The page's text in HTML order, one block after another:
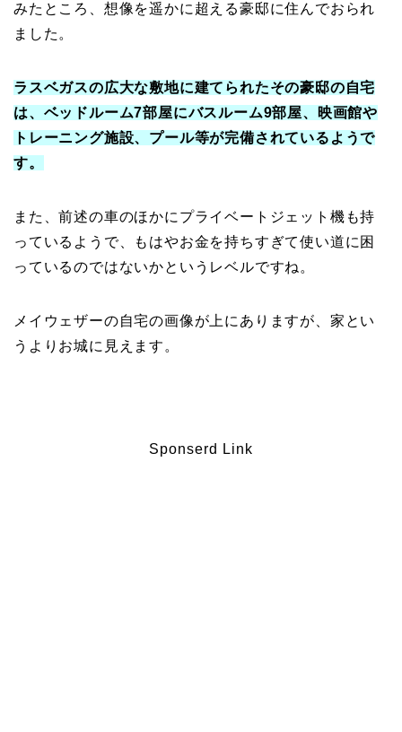
みたところ、想像を遥かに超える豪邸に住んでおられ
ました。
ラスベガスの広大な敷地に建てられたその豪邸の自宅
は、ベッドルーム7部屋にバスルーム9部屋、映画館や
トレーニング施設、プール等が完備されているようで
す。
また、前述の車のほかにプライベートジェット機も持
っているようで、もはやお金を持ちすぎて使い道に困
っているのではないかというレベルですね。
メイウェザーの自宅の画像が上にありますが、家とい
うよりお城に見えます。
Sponserd Link